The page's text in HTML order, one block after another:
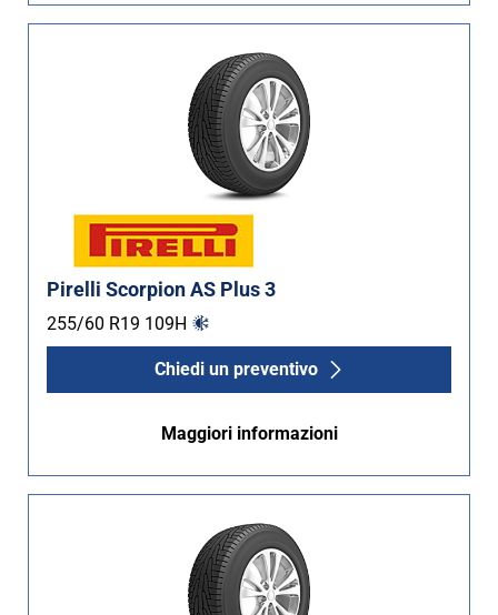
Pirelli Scorpion AS Plus 3
255/60 R19 109H
Chiedi un preventivo
Maggiori informazioni